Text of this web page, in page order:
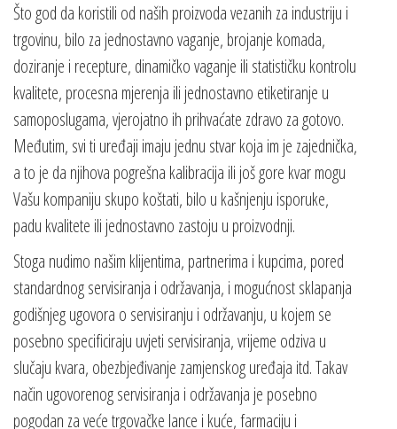
Što god da koristili od naših proizvoda vezanih za industriju i
trgovinu, bilo za jednostavno vaganje, brojanje komada,
doziranje i recepture, dinamičko vaganje ili statističku kontrolu
kvalitete, procesna mjerenja ili jednostavno etiketiranje u
samoposlugama, vjerojatno ih prihvaćate zdravo za gotovo.
Međutim, svi ti uređaji imaju jednu stvar koja im je zajednička,
a to je da njihova pogrešna kalibracija ili još gore kvar mogu
Vašu kompaniju skupo koštati, bilo u kašnjenju isporuke,
padu kvalitete ili jednostavno zastoju u proizvodnji.
Stoga nudimo našim klijentima, partnerima i kupcima, pored
standardnog servisiranja i održavanja, i mogućnost sklapanja
godišnjeg ugovora o servisiranju i održavanju, u kojem se
posebno specificiraju uvjeti servisiranja, vrijeme odziva u
slučaju kvara, obezbjeđivanje zamjenskog uređaja itd. Takav
način ugovorenog servisiranja i održavanja je posebno
pogodan za veće trgovačke lance i kuće, farmaciju i